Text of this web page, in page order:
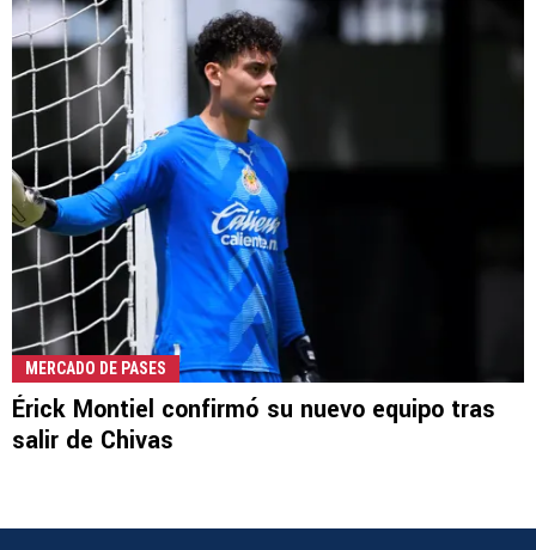
MERCADO DE PASES
Érick Montiel confirmó su nuevo equipo tras
salir de Chivas